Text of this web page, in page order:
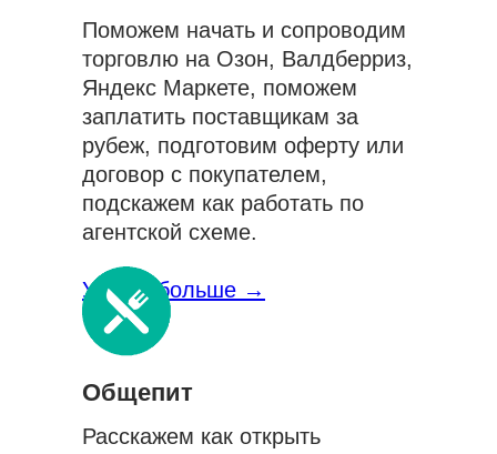
Общепит
Расскажем как открыть
Поможем начать и сопроводим
торговлю на Озон, Валдберриз,
Яндекс Маркете, поможем
заплатить поставщикам за
рубеж, подготовим оферту или
договор с покупателем,
подскажем как работать по
агентской схеме.
Узнать больше →